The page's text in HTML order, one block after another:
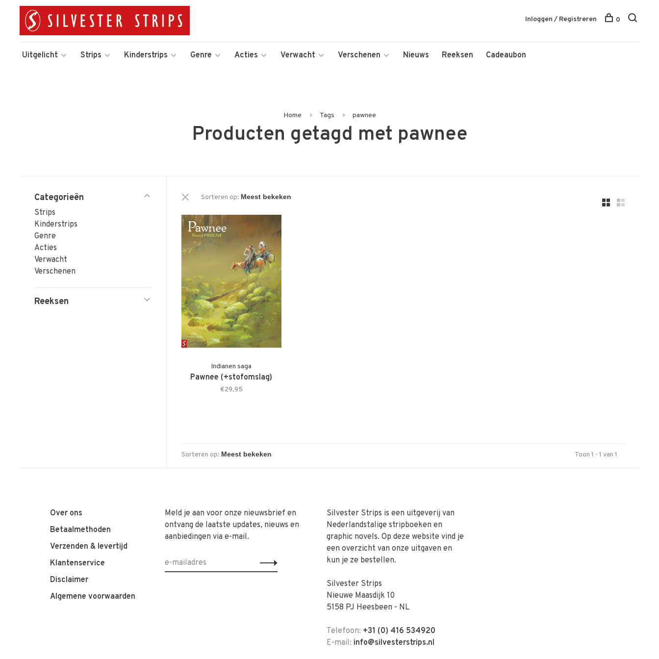
Uitgelicht Strips Kinderstrips Genre Acties Verwacht Verschenen Nieuws Reeksen Cadeaubon
Inloggen / Registreren 0
Home Tags pawnee
Producten getagd met pawnee
Categorieën
Strips
Kinderstrips
Genre
Acties
Verwacht
Verschenen
Reeksen
Sorteren op:
Indianen saga
Pawnee (+stofomslag)
€29,95
Sorteren op: Toon 1 - 1 van 1
Over ons
Betaalmethoden
Verzenden & levertijd
Klantenservice
Disclaimer
Algemene voorwaarden
Meld je aan voor onze nieuwsbrief en
ontvang de laatste updates, nieuws en
aanbiedingen via e-mail.
Silvester Strips is een uitgeverij van
Nederlandstalige stripboeken en
graphic novels. Op deze website vind je
een overzicht van onze uitgaven en
kun je ze bestellen.
Silvester Strips
Nieuwe Maasdijk 10
5158 PJ Heesbeen - NL
Telefoon: +31 (0) 416 534920
E-mail: info@silvesterstrips.nl